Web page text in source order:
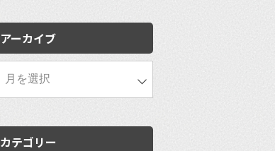
アーカイブ
カテゴリー